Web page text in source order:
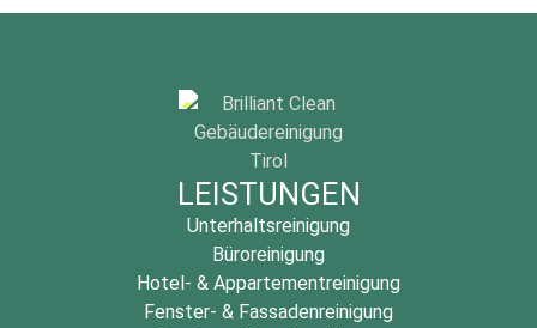
LEISTUNGEN
Unterhaltsreinigung
Büroreinigung
Hotel- & Appartementreinigung
Fenster- & Fassadenreinigung